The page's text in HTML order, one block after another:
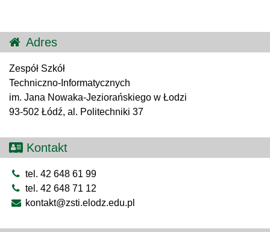
Adres
Zespół Szkół
Techniczno-Informatycznych
im. Jana Nowaka-Jeziorańskiego w Łodzi
93-502 Łódź, al. Politechniki 37
Kontakt
tel. 42 648 61 99
tel. 42 648 71 12
kontakt@zsti.elodz.edu.pl